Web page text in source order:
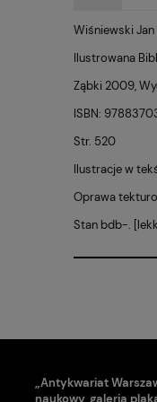
Wiśniewski Jan
Ilustrowana
Ząbki 2009,
ISBN:
Str. 520
Ilustracje w
Oprawa
Stan bdb-.
„Antykwariat
naukowy, galeria